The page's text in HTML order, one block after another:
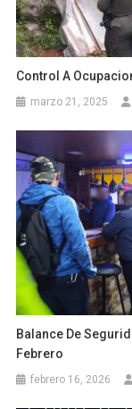
Control A
marzo 21, 2025
Balance De
Febrero
febrero 16, 2026